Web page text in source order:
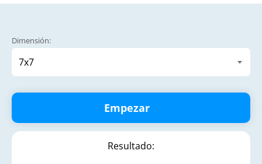
Dimensión:
Empezar
Resultado: